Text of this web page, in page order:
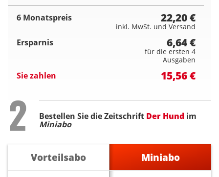
6 Monatspreis 22,20 €
inkl. MwSt. und Versand
Ersparnis 6,64 €
für die ersten 4
Ausgaben
Sie zahlen 15,56 €
Step
2 Bestellen Sie die Zeitschrift Der Hund im
Miniabo
Vorteilsabo
Miniabo